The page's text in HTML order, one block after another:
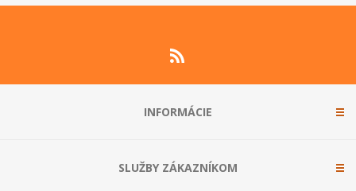
INFORMÁCIE
SLUŽBY ZÁKAZNÍKOM